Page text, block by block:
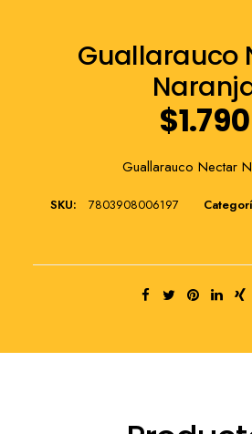
Guallarauco
$1.790
Guallarauco Nectar
SKU: 7803908006197